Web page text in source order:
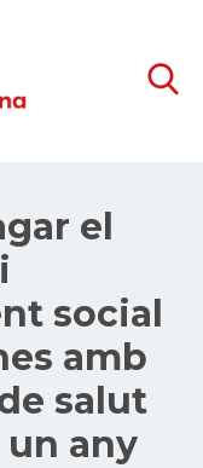
el
social
amb
salut
any